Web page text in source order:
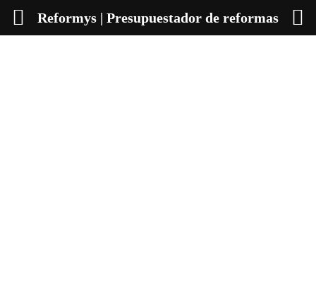
Reformys | Presupuestador de reformas